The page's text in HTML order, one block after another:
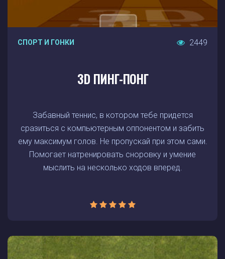
СПОРТ И ГОНКИ 2449
3D ПИНГ-ПОНГ
Забавный теннис, в котором тебе придется
сразиться с компьютерным оппонентом и забить
ему максимум голов. Не пропускай при этом сами.
Помогает натренировать сноровку и умение
мыслить на несколько ходов вперед.